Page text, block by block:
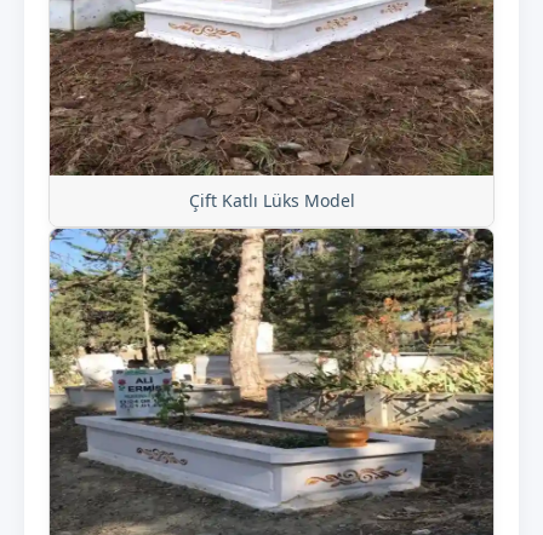
Çift Katlı Lüks Model